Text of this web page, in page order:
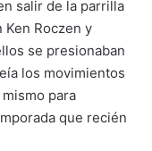
salir de la parrilla
Ken Roczen y
se presionaban
los movimientos
para
que recién